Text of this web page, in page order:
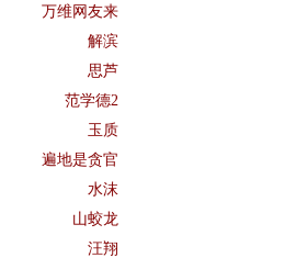
万维网友来
解滨
思芦
范学德2
玉质
遍地是贪官
水沫
山蛟龙
汪翔